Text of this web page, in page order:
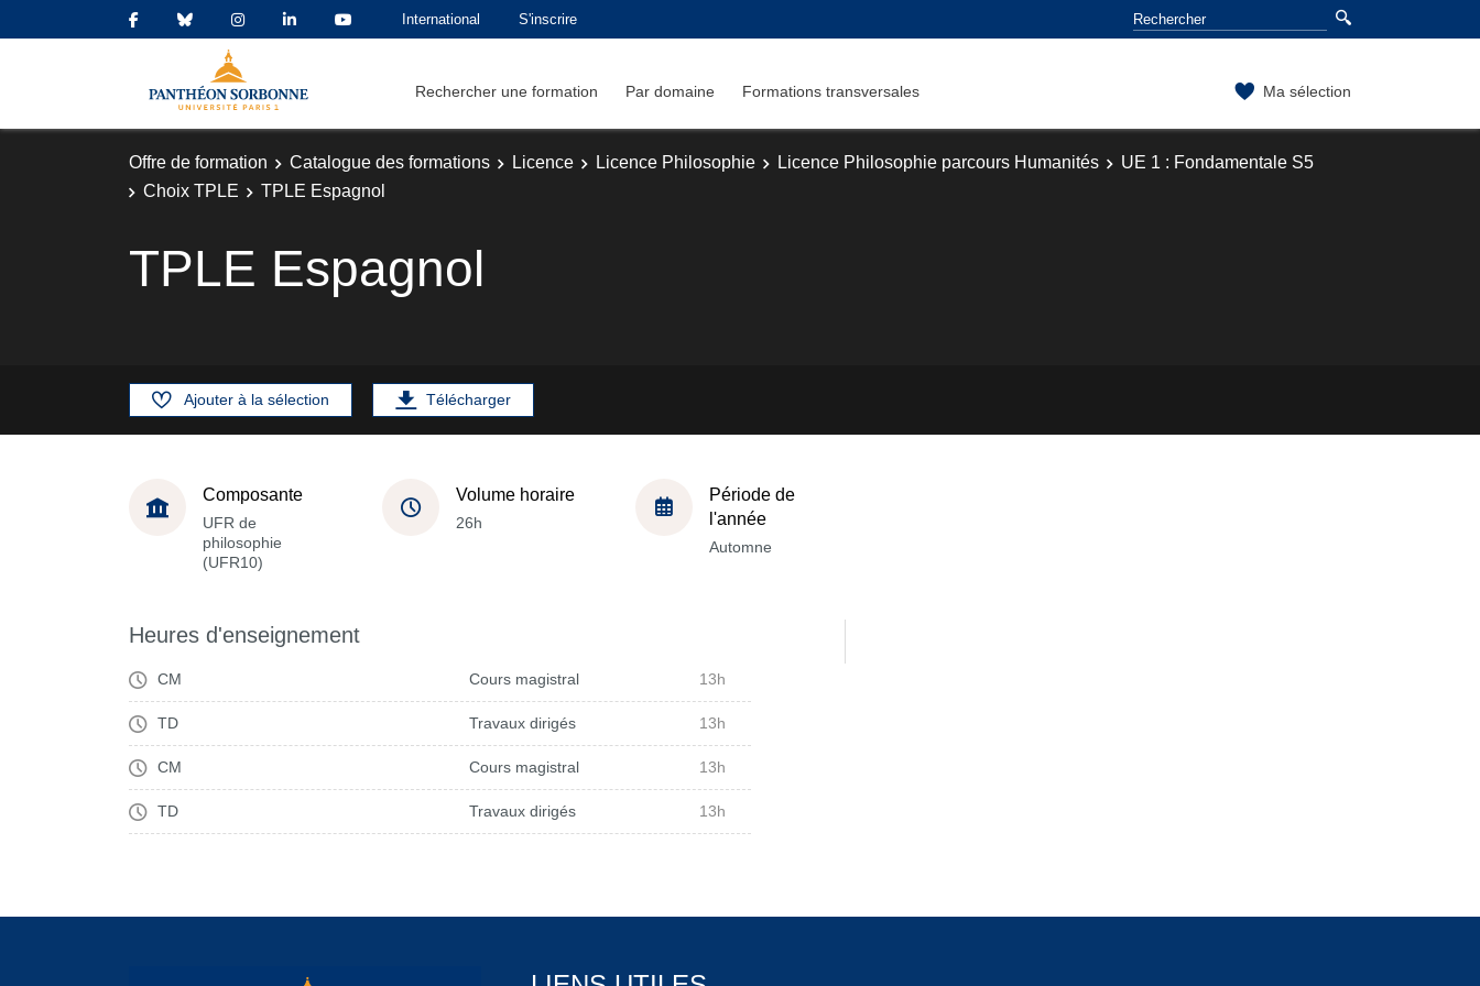
International S'inscrire
Rechercher une formation Par domaine Formations transversales Ma sélection
Offre de formation Catalogue des formations Licence Licence Philosophie Licence Philosophie parcours Humanités
UE 1 : Fondamentale S5
Choix TPLE
TPLE Espagnol
TPLE Espagnol
Ajouter à la sélection Télécharger
Composante
UFR de
philosophie
(UFR10)
Volume horaire
26h
Période de
l'année
Automne
Heures d'enseignement
CM Cours magistral 13h
TD Travaux dirigés 13h
CM Cours magistral 13h
TD Travaux dirigés 13h